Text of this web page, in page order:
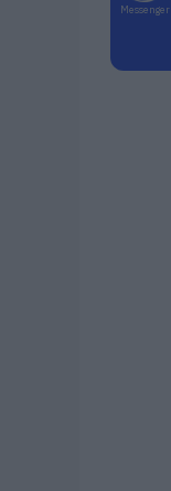
Messenger